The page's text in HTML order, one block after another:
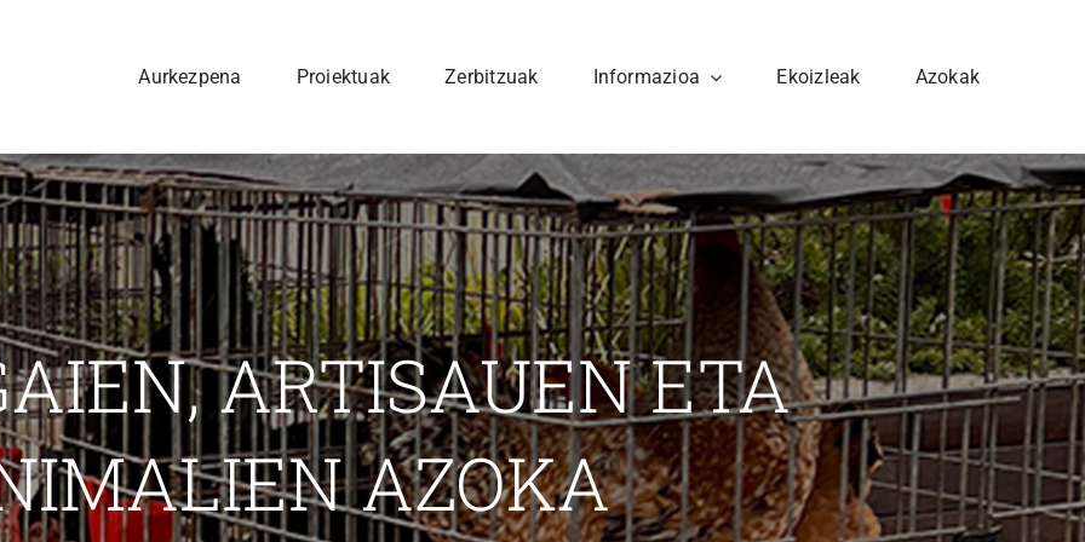
Aurkezpena Proiektuak Zerbitzuak Informazioa Ekoizleak Azokak
ARTISAUEN ETA
AZOKA